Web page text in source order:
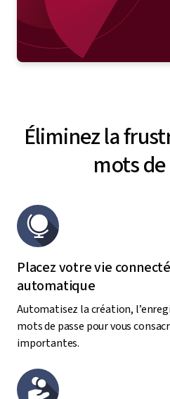
Éliminez la
mots
Placez votre vie
automatique
Automatisez la création,
mots de passe pour vous
importantes.